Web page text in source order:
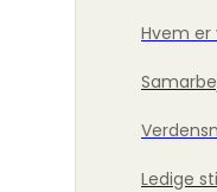
Hvem er
Ledige